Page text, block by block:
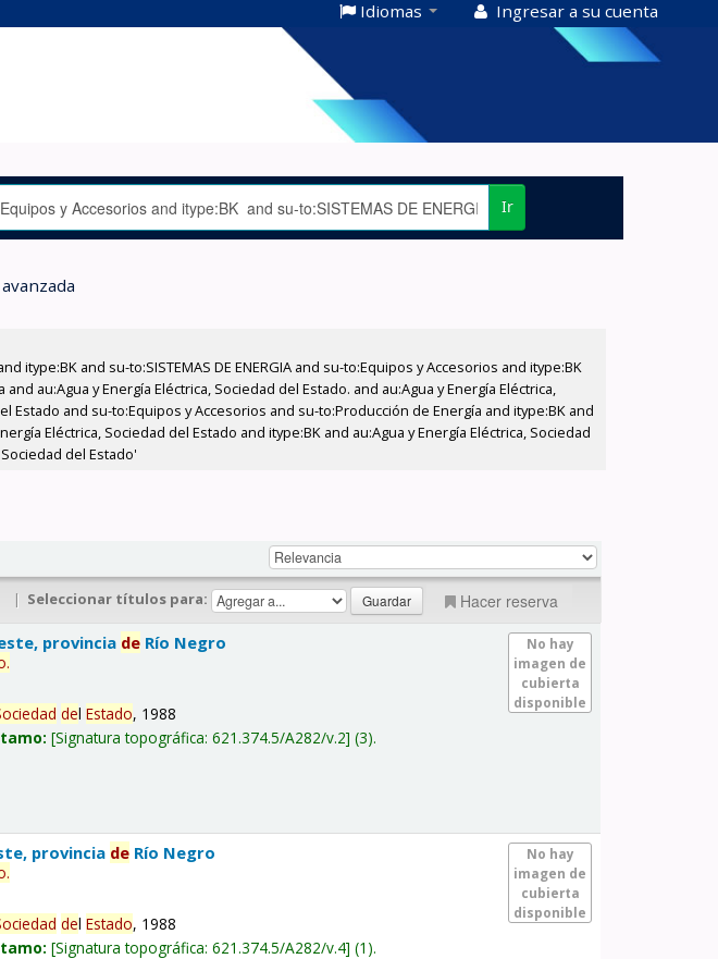
Idiomas Ingresar a su cuenta
Ir
and su-to:SISTEMAS DE ENERGIA and su-to:Equipos y Accesorios and itype:BK
au:Agua y Energía Eléctrica, Sociedad del Estado. and au:Agua y Energía Eléctrica,
Estado and su-to:Equipos y Accesorios and su-to:Producción de Energía and itype:BK and
Eléctrica, Sociedad del Estado and itype:BK and au:Agua y Energía Eléctrica, Sociedad
del Estado'
| Seleccionar títulos para: Hacer reserva
No hay
imagen de
cubierta
disponible
provincia de Río Negro
.
delEstado, 1988
Signatura topográfica:621.374.5/A282/v.2 (3).
No hay
imagen de
cubierta
disponible
provincia de Río Negro
.
delEstado, 1988
Signatura topográfica:621.374.5/A282/v.4 (1).